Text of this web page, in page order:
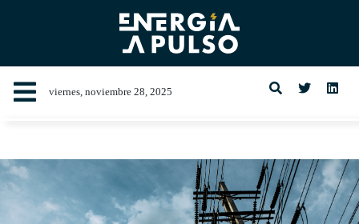
viernes, noviembre 28, 2025